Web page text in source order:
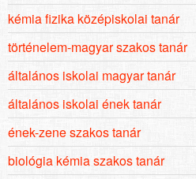
kémia fizika középiskolai tanár
történelem-magyar szakos tanár
általános iskolai magyar tanár
általános iskolai ének tanár
ének-zene szakos tanár
biológia kémia szakos tanár